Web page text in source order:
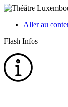
Aller au
Flash Infos